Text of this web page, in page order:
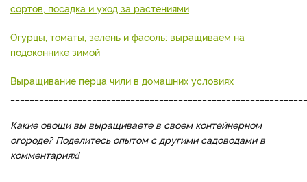
сортов, посадка и уход за растениями
Огурцы, томаты, зелень и фасоль: выращиваем на
подоконнике зимой
Выращивание перца чили в домашних условиях
Какие овощи вы выращиваете в своем контейнерном
огороде? Поделитесь опытом с другими садоводами в
комментариях!